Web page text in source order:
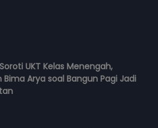
UKT Kelas Menengah,
Bima Arya soal Bangun Pagi Jadi